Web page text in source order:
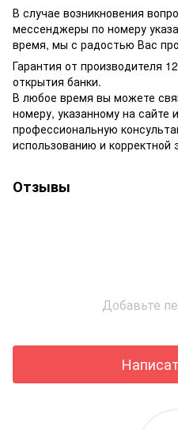
В случае возникновения
мессенджеры по номеру
время, мы с радостью Вас
Гарантия от производителя
открытия банки.
В любое время вы можете
номеру, указанному на сайте
профессиональную
использованию и корректной
Отзывы
Добавьте